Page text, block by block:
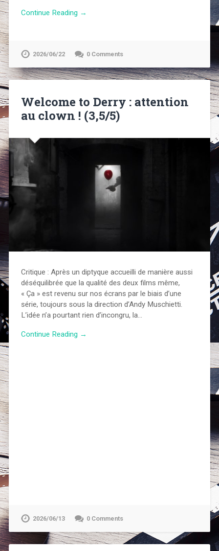
Continue Reading →
2026/06/22 0 Comments
Welcome to Derry : attention
au clown ! (3,5/5)
Critique : Après un diptyque accueilli de manière aussi
déséquilibrée que la qualité des deux films même,
« Ça » est revenu sur nos écrans par le biais d’une
série, toujours sous la direction d’Andy Muschietti.
L’idée n’a pourtant rien d’incongru, la…
Continue Reading →
2026/06/13 0 Comments